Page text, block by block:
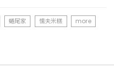
蜷尾家 懦夫米糕 more